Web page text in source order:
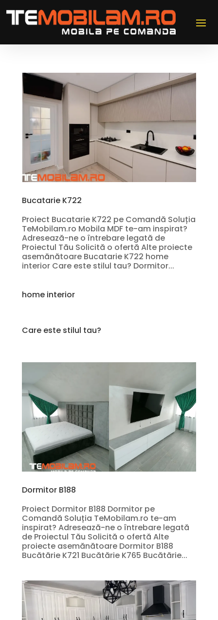
Bucatarie K722
Proiect Bucatarie K722 pe Comandă Soluția
TeMobilam.ro Mobila MDF te-am inspirat?
Adresează-ne o întrebare legată de
Proiectul Tău Solicită o ofertă Alte proiecte
asemănătoare Bucatarie K722 home
interior Care este stilul tau? Dormitor...
home interior
Care este stilul tau?
Dormitor B188
Proiect Dormitor B188 Dormitor pe
Comandă Soluția TeMobilam.ro te-am
inspirat? Adresează-ne o întrebare legată
de Proiectul Tău Solicită o ofertă Alte
proiecte asemănătoare Dormitor B188
Bucătărie K721 Bucătărie K765 Bucătărie...